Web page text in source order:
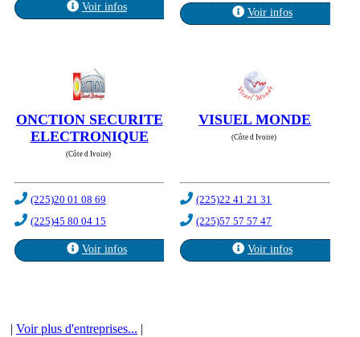
Voir infos Voir infos
ONCTION SECURITE
ELECTRONIQUE
(Côte d Ivoire)
(225)20 01 08 69
(225)45 80 04 15
Voir infos
VISUEL MONDE
(Côte d Ivoire)
(225)22 41 21 31
(225)57 57 57 47
Voir infos
Voir plus d'entreprises...